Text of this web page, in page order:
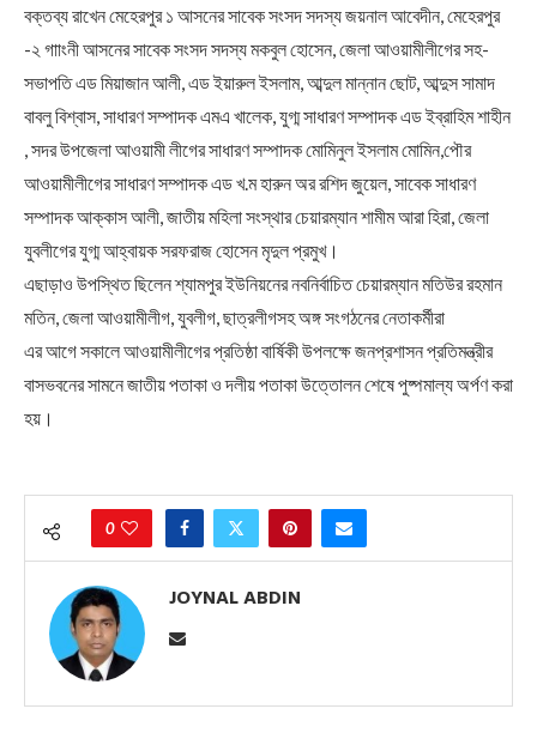
বক্তব্য রাখেন মেহেরপুর ১ আসনের সাবেক সংসদ সদস্য জয়নাল আবেদীন, মেহেরপুর
-২ গাাংনী আসনের সাবেক সংসদ সদস্য মকবুল হোসেন, জেলা আওয়ামীলীগের সহ-
সভাপতি এড মিয়াজান আলী, এড ইয়ারুল ইসলাম, আব্দুল মান্নান ছোট, আব্দুস সামাদ
বাবলু বিশ্বাস, সাধারণ সম্পাদক এমএ খালেক, যুগ্ম সাধারণ সম্পাদক এড ইব্রাহিম শাহীন
, সদর উপজেলা আওয়ামী লীগের সাধারণ সম্পাদক মোমিনুল ইসলাম মোমিন,পৌর
আওয়ামীলীগের সাধারণ সম্পাদক এড খ.ম হারুন অর রশিদ জুয়েল, সাবেক সাধারণ
সম্পাদক আক্কাস আলী, জাতীয় মহিলা সংস্থার চেয়ারম্যান শামীম আরা হিরা, জেলা
যুবলীগের যুগ্ম আহ্বায়ক সরফরাজ হোসেন মৃদুল প্রমুখ।
এছাড়াও উপস্থিত ছিলেন শ্যামপুর ইউনিয়নের নবনির্বাচিত চেয়ারম্যান মতিউর রহমান
মতিন, জেলা আওয়ামীলীগ, যুবলীগ, ছাত্রলীগসহ অঙ্গ সংগঠনের নেতাকর্মীরা
এর আগে সকালে আওয়ামীলীগের প্রতিষ্ঠা বার্ষিকী উপলক্ষে জনপ্রশাসন প্রতিমন্ত্রীর
বাসভবনের সামনে জাতীয় পতাকা ও দলীয় পতাকা উত্তোলন শেষে পুষ্পমাল্য অর্পণ করা
হয়।
0
JOYNAL ABDIN